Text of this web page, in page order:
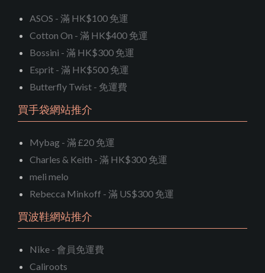
ASOS - 滿 HK$100 免運
Cotton On - 滿 HK$400 免運
Bossini - 滿 HK$300 免運
Esprit - 滿 HK$500 免運
Butterfly Twist - 免運費
買手袋網站推介
Mybag - 滿 £20 免運
Charles & Keith - 滿 HK$300 免運
meli melo
Rebecca Minkoff - 滿 US$300 免運
買波鞋網站推介
Nike - 會員免運費
Caliroots